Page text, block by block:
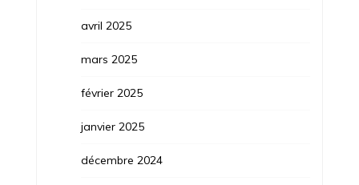
avril 2025
mars 2025
février 2025
janvier 2025
décembre 2024